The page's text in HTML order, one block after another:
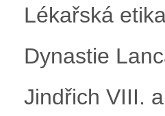
Lékařská
Dynastie
Jindřich VIII.